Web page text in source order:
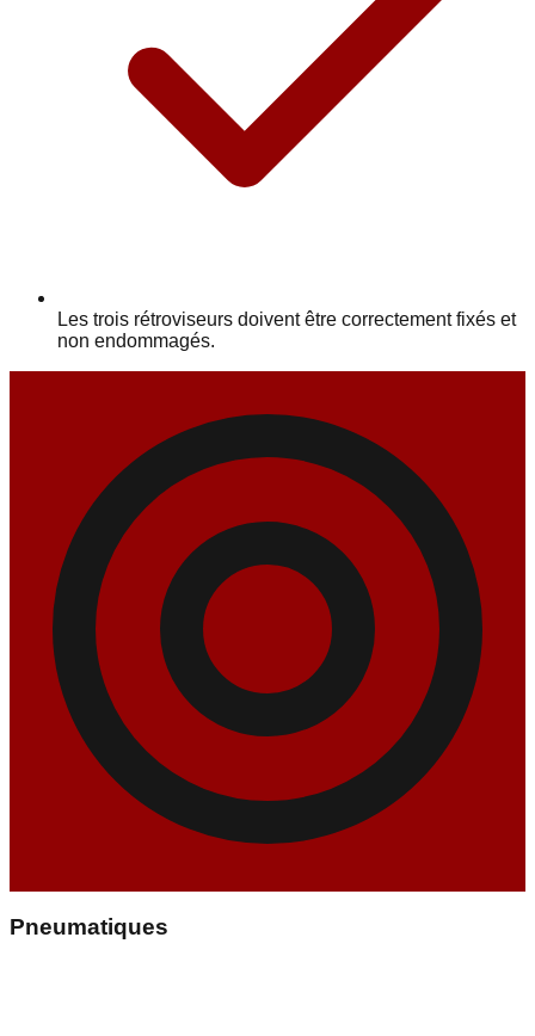
Les trois rétroviseurs doivent être correctement fixés et
non endommagés.
Pneumatiques